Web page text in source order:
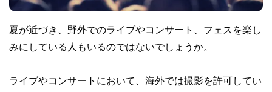
夏が近づき、野外でのライブやコンサート、フェスを楽し
みにしている人もいるのではないでしょうか。
ライブやコンサートにおいて、海外では撮影を許可してい